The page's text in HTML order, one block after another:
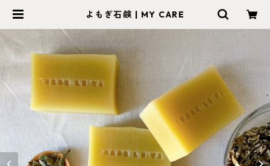
よもぎ石鹸 | MY CARE